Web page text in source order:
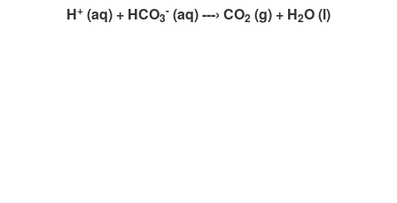
H+ (aq) + HCO3- (aq) ---› CO2 (g) + H2O (l)